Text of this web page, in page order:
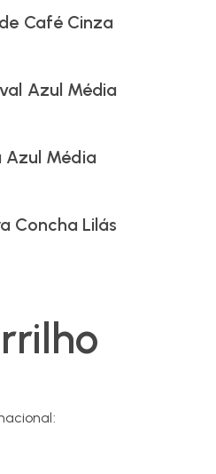
Café Cinza
Azul Média
Azul Média
Concha Lilás